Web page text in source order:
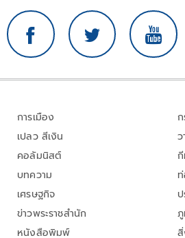
การเมือง
เปลว สีเงิน
คอลัมนิสต์
บทความ
เศรษฐกิจ
ข่าวพระราชสำนัก
หนังสือพิมพ์
ว